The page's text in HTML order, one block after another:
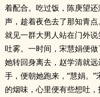
着配合。吃过饭，陈庚望
声，趁着夜色去了那知青
就见一群大男人站在门外
吐雾。一时间，宋慧娟便
她转回身离去，赵学清就
手，便朝她跑来，“慧娟。
的烟味，心里便有些想吐